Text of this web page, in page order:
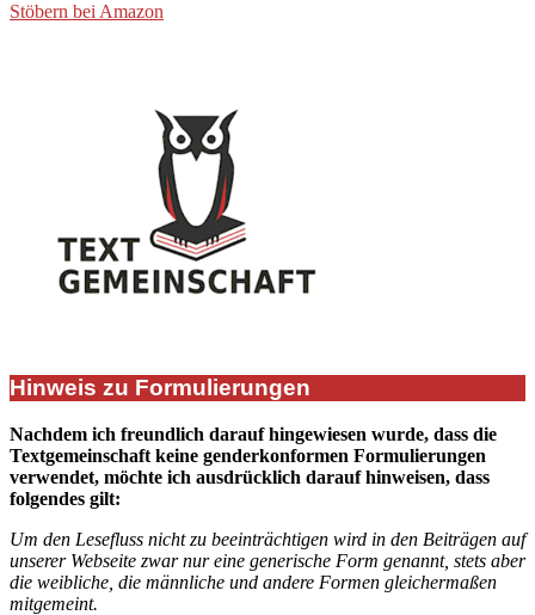
Stöbern bei Amazon
Hinweis zu Formulierungen
Nachdem ich freundlich darauf hingewiesen wurde, dass die
Textgemeinschaft keine genderkonformen Formulierungen
verwendet, möchte ich ausdrücklich darauf hinweisen, dass
folgendes gilt:
Um den Lesefluss nicht zu beeinträchtigen wird in den Beiträgen auf
unserer Webseite zwar nur eine generische Form genannt, stets aber
die weibliche, die männliche und andere Formen gleichermaßen
mitgemeint.